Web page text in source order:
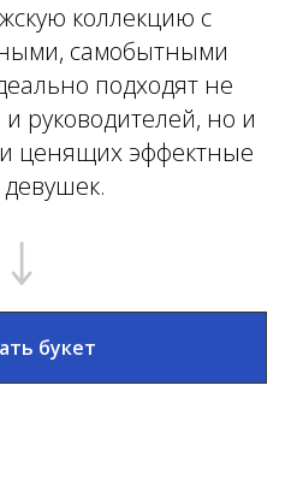
коллекцию с
самобытными
подходят не
руководителей, но и
ценящих эффектные
букет